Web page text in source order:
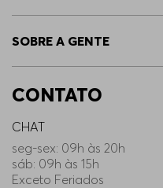
SOBRE A GENTE
CONTATO
CHAT
seg-sex: 09h às 20h
sáb: 09h às 15h
Exceto Feriados